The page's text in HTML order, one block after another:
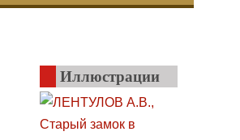
Иллюстрации